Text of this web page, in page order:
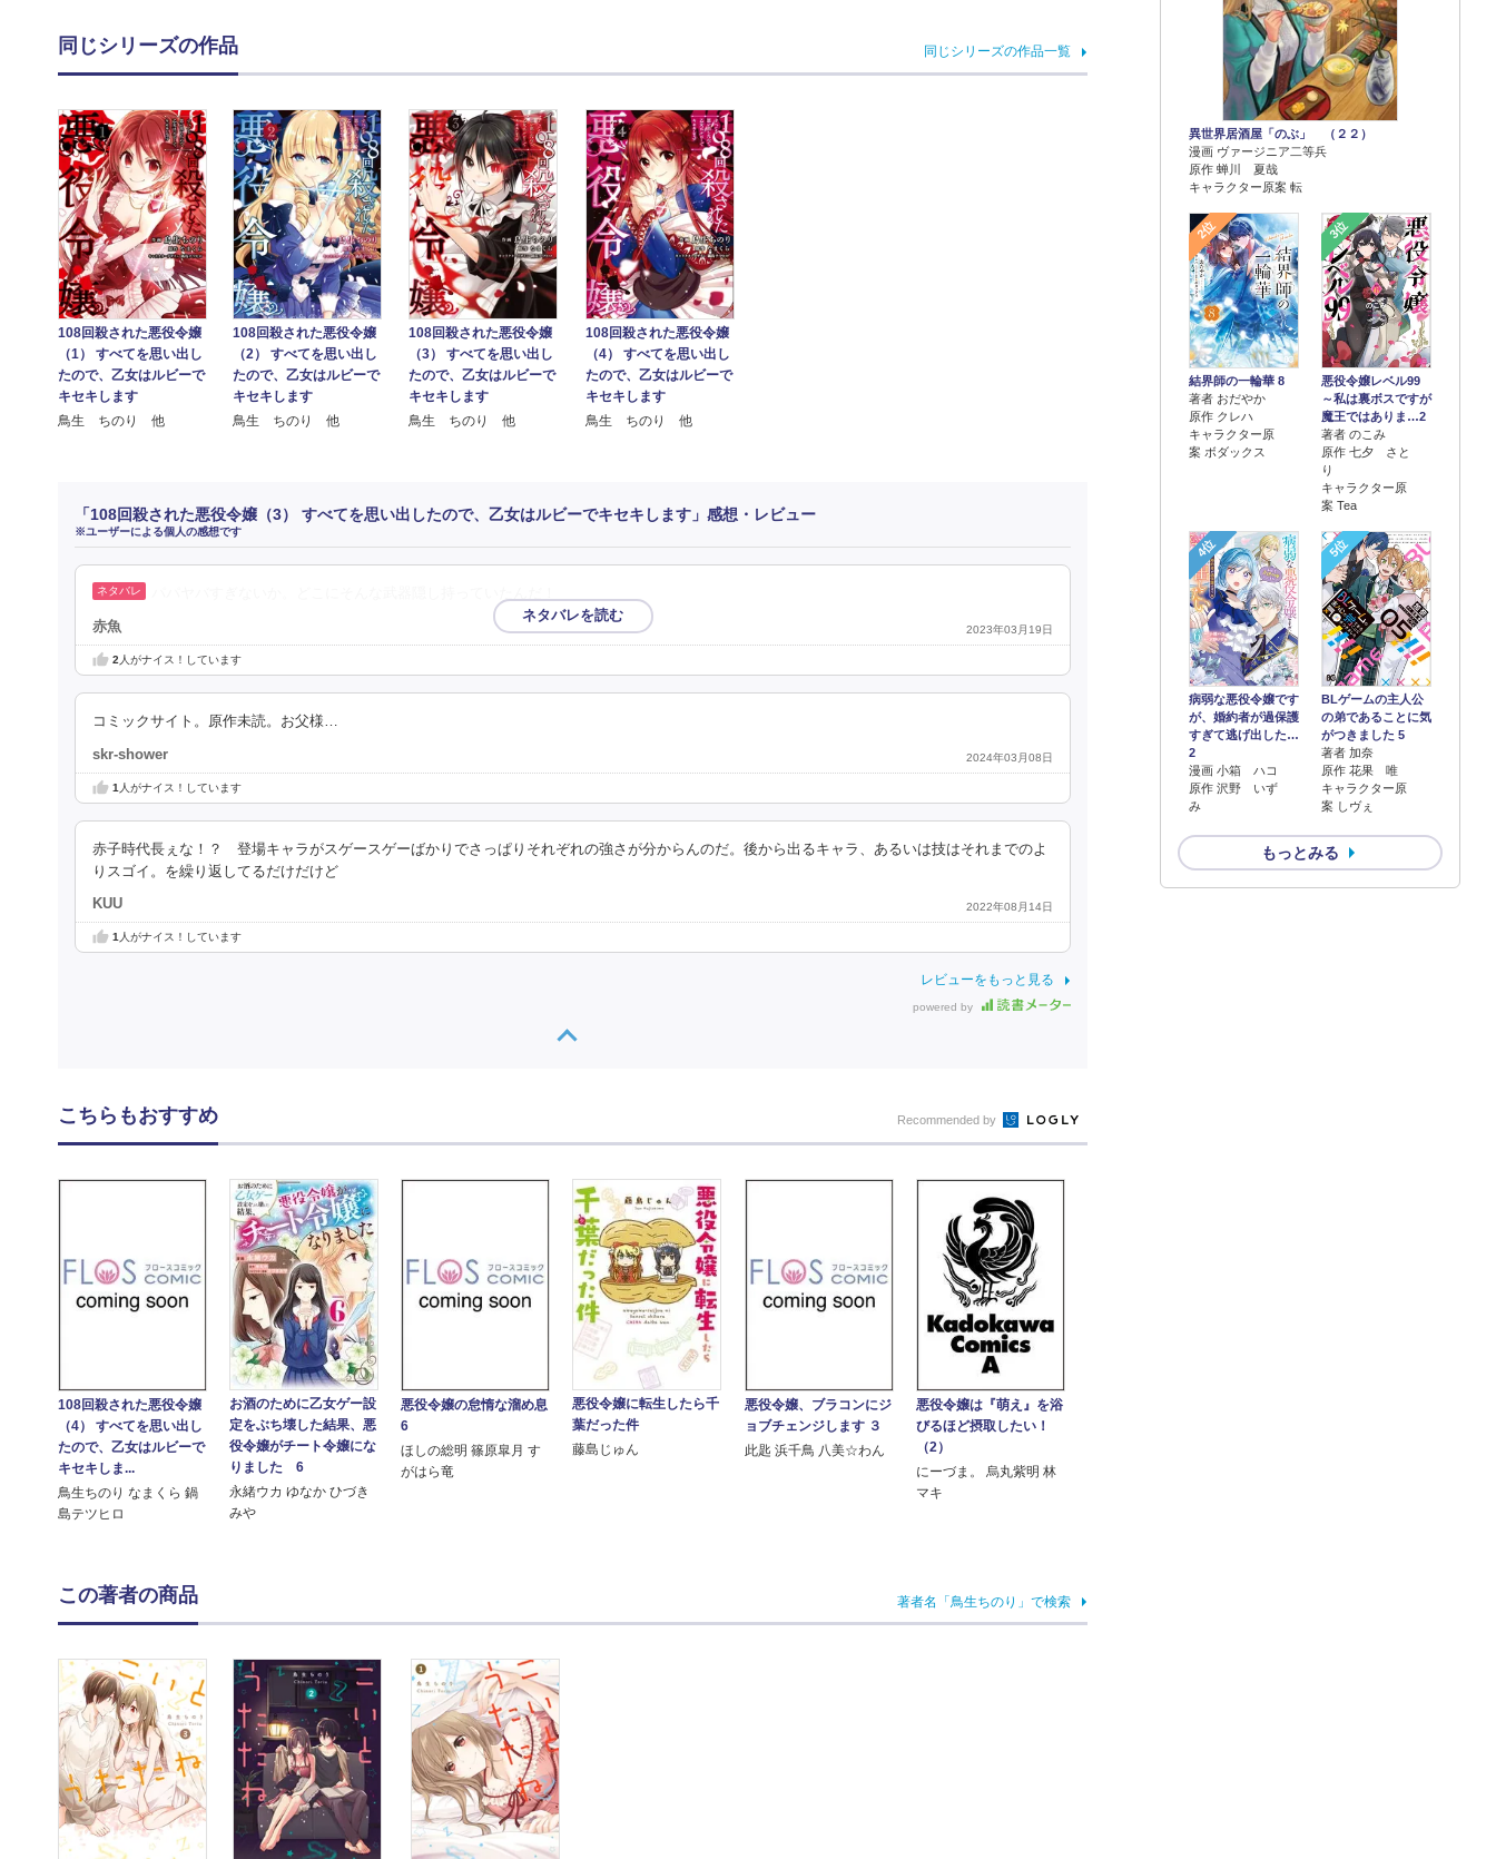
同じシリーズの作品 同じシリーズの作品一覧
108回殺された悪役令嬢
（1） すべてを思い出し
たので、乙女はルビーで
キセキします
鳥生 ちのり 他
108回殺された悪役令嬢
（2） すべてを思い出し
たので、乙女はルビーで
キセキします
鳥生 ちのり 他
108回殺された悪役令嬢
（3） すべてを思い出し
たので、乙女はルビーで
キセキします
鳥生 ちのり 他
108回殺された悪役令嬢
（4） すべてを思い出し
たので、乙女はルビーで
キセキします
鳥生 ちのり 他
「108回殺された悪役令嬢（3） すべてを思い出したので、乙女はルビーでキセキします」感想・レビュー
※ユーザーによる個人の感想です
赤魚 2023年03月19日
2 人がナイス！しています
コミックサイト。原作未読。お父様…
skr-shower 2024年03月08日
1 人がナイス！しています
赤子時代長ぇな！？ 登場キャラがスゲースゲーばかりでさっぱりそれぞれの強さが分からんのだ。後から出るキャラ、あるいは技はそれまでのよ
りスゴイ。を繰り返してるだけだけど
KUU 2022年08月14日
1 人がナイス！しています
レビューをもっと見る
powered by
異世界居酒屋「のぶ」 （２２）
漫画 ヴァージニア二等兵
原作 蝉川 夏哉
キャラクター原案 転
2位
結界師の一輪華 8
著者 おだやか
原作 クレハ
キャラクター原
案 ボダックス
3位
悪役令嬢レベル99
～私は裏ボスですが
魔王ではありま…2
著者 のこみ
原作 七夕 さと
り
キャラクター原
案 Tea
4位
病弱な悪役令嬢です
が、婚約者が過保護
すぎて逃げ出した…
2
漫画 小箱 ハコ
原作 沢野 いず
み
5位
BLゲームの主人公
の弟であることに気
がつきました 5
著者 加奈
原作 花果 唯
キャラクター原
案 しヴぇ
もっとみる
こちらもおすすめ Recommended by
108回殺された悪役令嬢
（4） すべてを思い出し
たので、乙女はルビーで
キセキしま...
鳥生ちのり なまくら 鍋
島テツヒロ
お酒のために乙女ゲー設
定をぶち壊した結果、悪
役令嬢がチート令嬢にな
りました 6
永緒ウカ ゆなか ひづき
みや
悪役令嬢の怠惰な溜め息
6
ほしの総明 篠原皐月 す
がはら竜
悪役令嬢に転生したら千
葉だった件
藤島じゅん
悪役令嬢、ブラコンにジ
ョブチェンジします ３
此匙 浜千鳥 八美☆わん
悪役令嬢は『萌え』を浴
びるほど摂取したい！
（2）
にーづま。 烏丸紫明 林
マキ
この著者の商品 著者名「鳥生ちのり」で検索